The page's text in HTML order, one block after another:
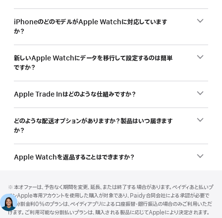
iPhoneのどのモデルがApple Watchに対応しています
か？
新しいApple Watchにデータを移行して設定するのは簡単
ですか？
Apple Trade Inはどのような仕組みですか？
どのような配送オプションがありますか？製品はいつ届きます
か？
Apple Watchを返品することはできますか？
ッ
タ
注
脚
注
※ 本オファーは、予告なく期間を変更、延長、または終了する場合があります。ペイディあと払いプ
ランApple専用アカウントを使用した購入が対象であり、Paidy合同会社による承認が必要で
す。分割金利0%のプランは、ペイディアプリによる口座振替・銀行振込の場合のみご利用いただ
けます。ご利用可能な分割払いプランは、購入される製品に応じてAppleにより決定されます。